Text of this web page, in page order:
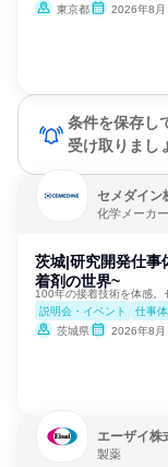
東京都
2026年8月
条件を保存し
受け取りまし
セメダイン
化学メーカー
茨城|研究開発仕事
着剤の世界~
100年の接着技術を体感。
説明会・イベント
仕事
茨城県
2026年8月
エーザイ株
製薬